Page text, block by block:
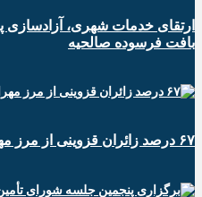
ارتقای خدمات شهری، آزادسازی
بافت فرسوده صالحیه
۶۷ درصد زائران قزوینی از مرز مهران به استان بازگشتند